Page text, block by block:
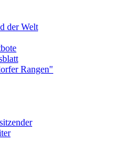
der Welt
Rangen"